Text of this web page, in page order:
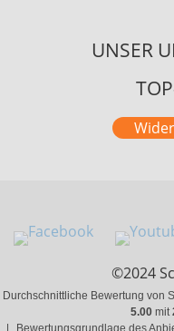
UNSER
©2024
Durchschnittliche Bewertung von
5.00 mit
Bewertungsgrundlage des